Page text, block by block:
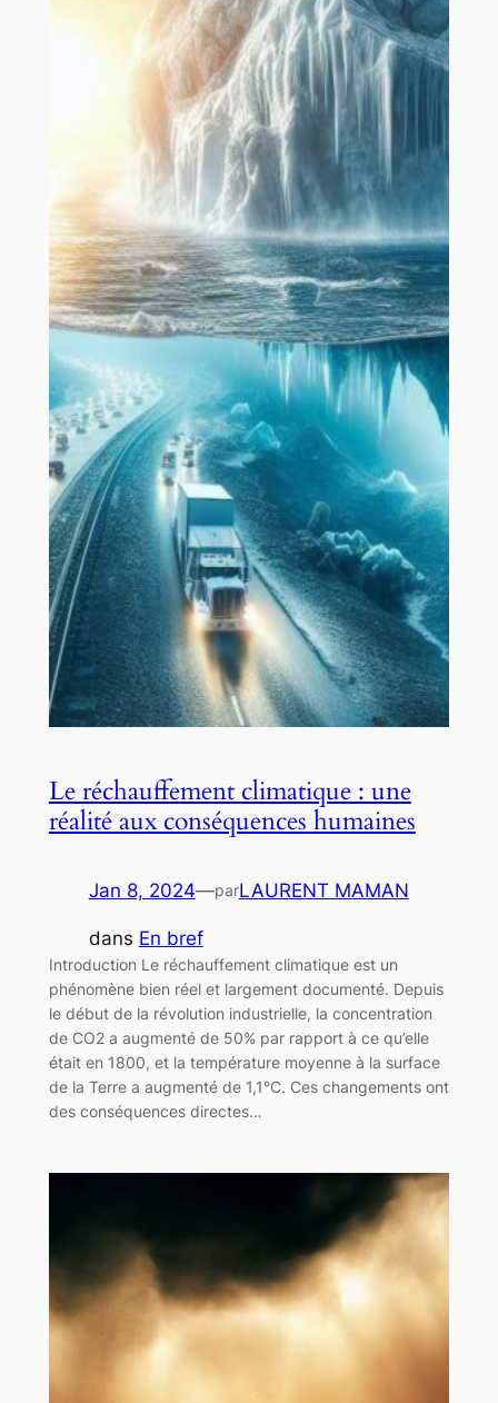
Le réchauffement climatique : une
réalité aux conséquences humaines
Jan 8, 2024—parLAURENT MAMAN
dans En bref
Introduction Le réchauffement climatique est un
phénomène bien réel et largement documenté. Depuis
le début de la révolution industrielle, la concentration
de CO2 a augmenté de 50% par rapport à ce qu’elle
était en 1800, et la température moyenne à la surface
de la Terre a augmenté de 1,1°C. Ces changements ont
des conséquences directes…